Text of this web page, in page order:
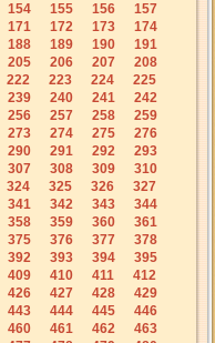
154 155 156
157
171 172 173
174
188 189 190
191
205 206 207
208
222 223 224
225
239 240 241
242
256 257 258
259
273 274 275
276
290 291 292
293
307 308 309
310
324 325 326
327
341 342 343
344
358 359 360
361
375 376 377
378
392 393 394
395
409 410 411
412
426 427 428
429
443 444 445
446
460 461 462
463